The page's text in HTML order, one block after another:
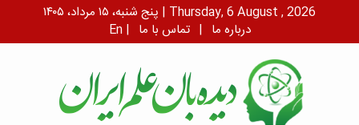
پنج شنبه، ۱۵ مرداد، ۱۴۰۵ | Thursday, 6 August , 2026
En | درباره ما | تماس با ما